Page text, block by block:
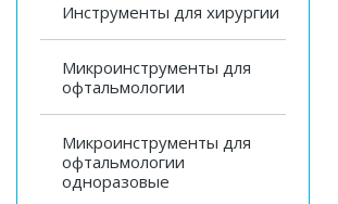
Инструменты для хирургии
Микроинструменты для
офтальмологии
Микроинструменты для
офтальмологии
одноразовые